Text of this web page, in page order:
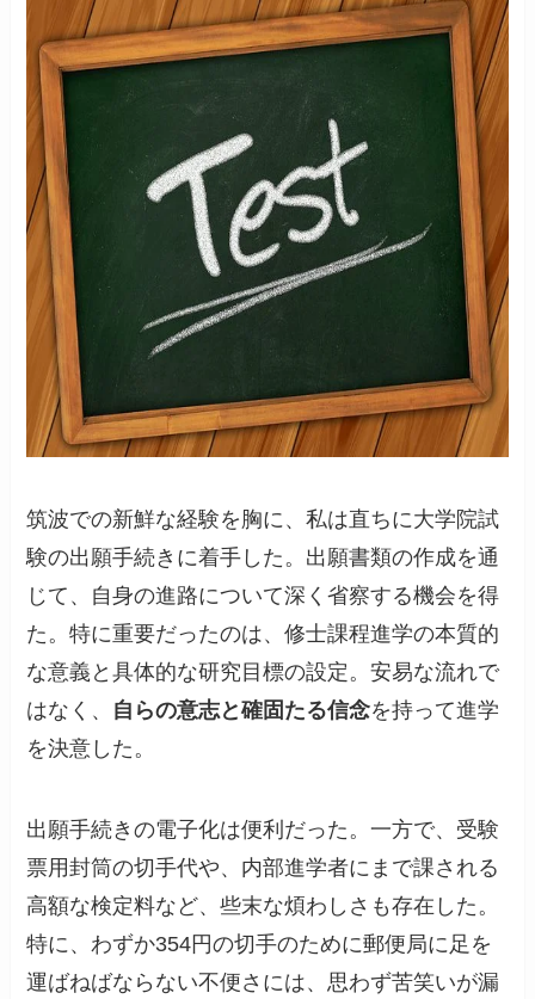
筑波での新鮮な経験を胸に、私は直ちに大学院試
験の出願手続きに着手した。出願書類の作成を通
じて、自身の進路について深く省察する機会を得
た。特に重要だったのは、修士課程進学の本質的
な意義と具体的な研究目標の設定。安易な流れで
はなく、 自らの意志と確固たる信念を持って進学
を決意した。
出願手続きの電子化は便利だった。一方で、受験
票用封筒の切手代や、内部進学者にまで課される
高額な検定料など、些末な煩わしさも存在した。
特に、わずか354円の切手のために郵便局に足を
運ばねばならない不便さには、思わず苦笑いが漏